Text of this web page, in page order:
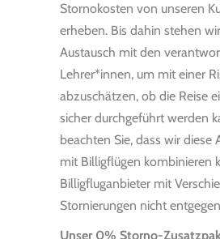
Stornokosten von unseren
erheben. Bis dahin stehen
Austausch mit den
Lehrer*innen, um mit einer
abzuschätzen, ob die Reise
sicher durchgeführt werden
beachten Sie, dass wir diese
mit Billigflügen kombinieren
Billigfluganbieter mit
Stornierungen nicht
Unser 0% Storno-